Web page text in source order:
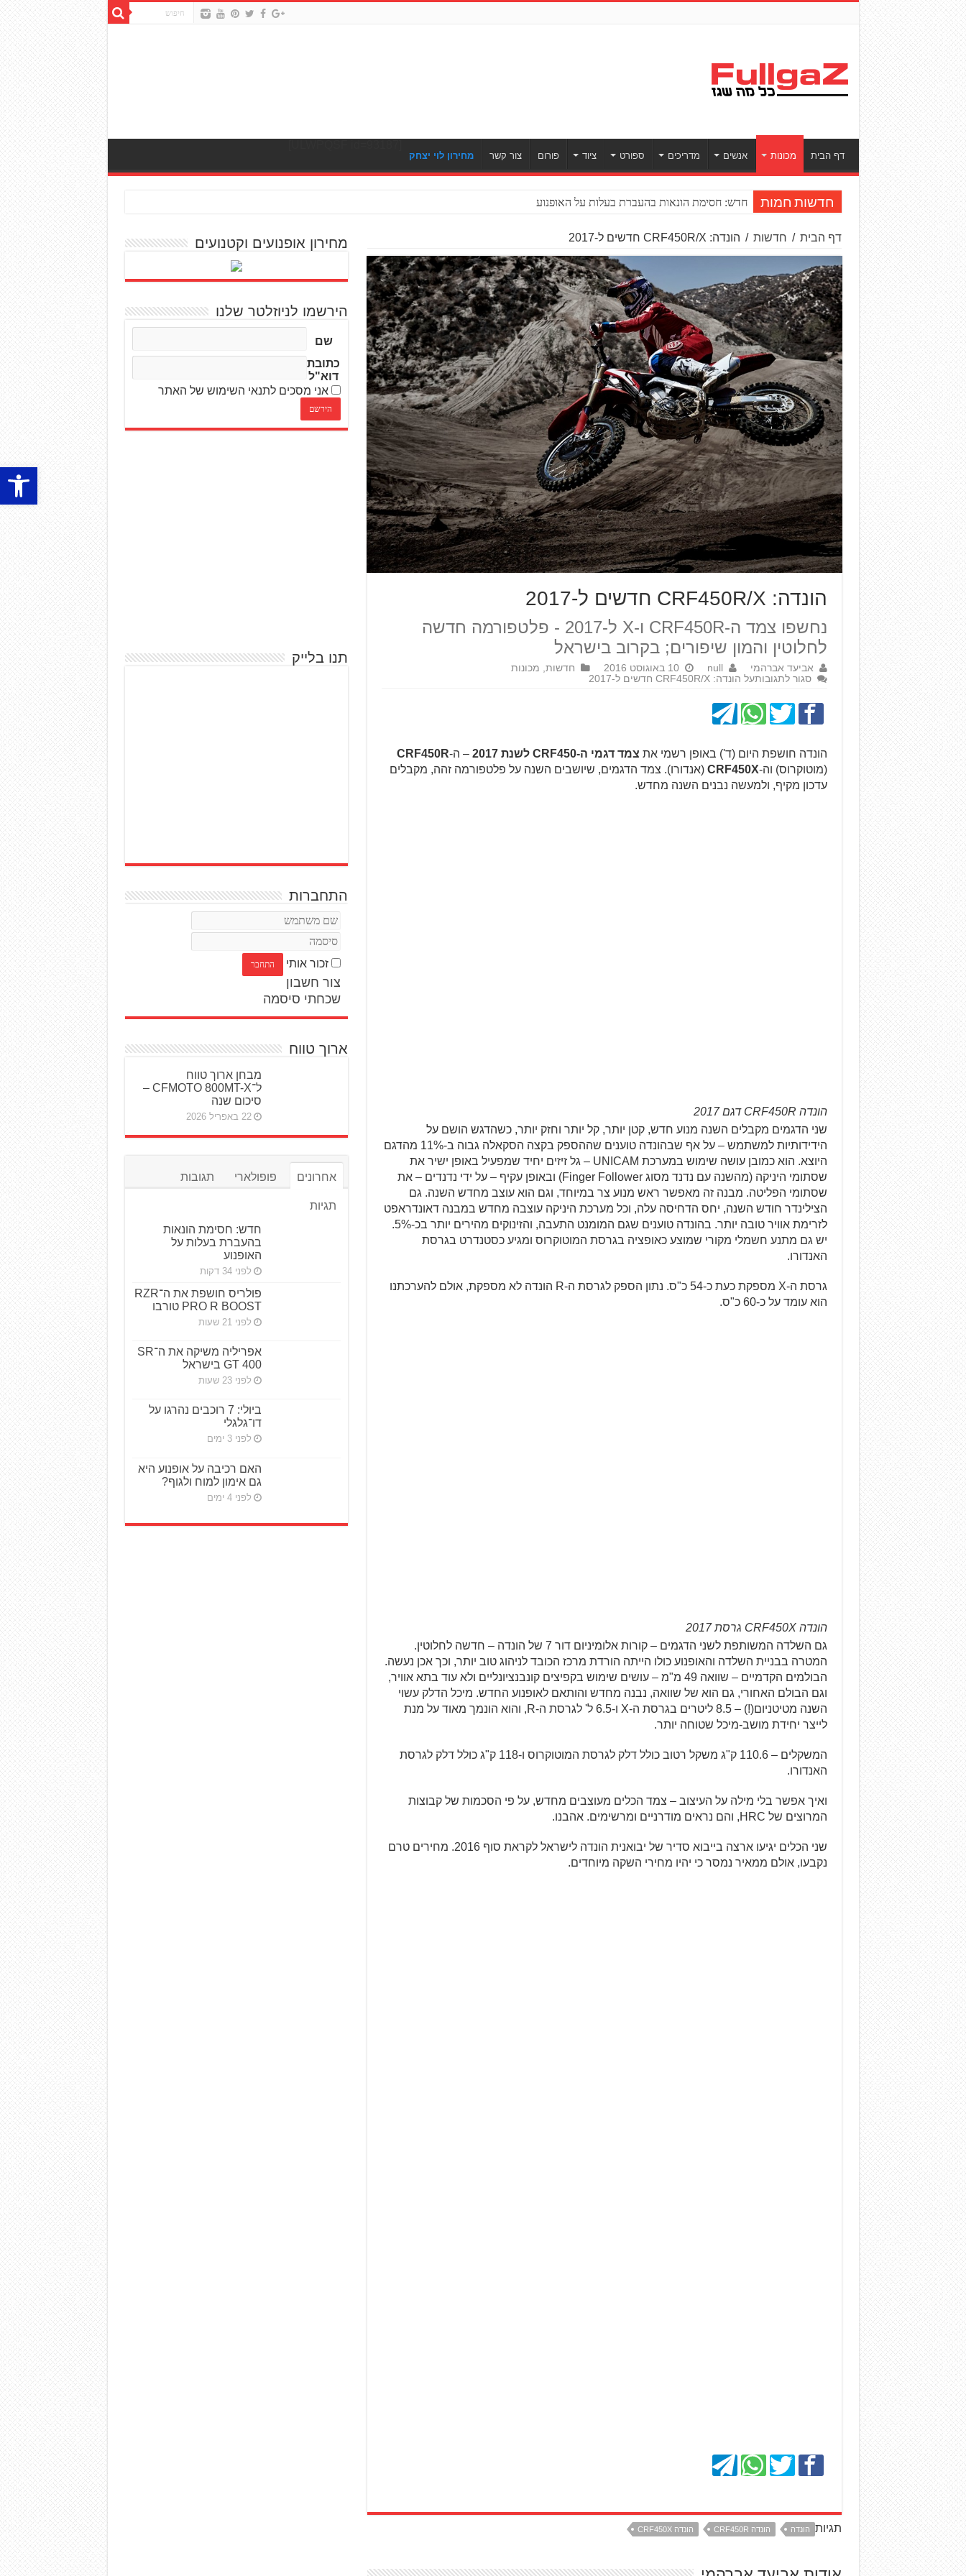
פתח
דף הבית מכונות אנשים מדריכים ספורט ציוד פורום צור קשר מחירון לוי יצחק
חדשות חמות חדש: חסימת הונאות בהעברת בעלות על האופנוע
דף הבית / חדשות / הונדה: CRF450R/X חדשים ל-2017
הונדה: CRF450R/X חדשים ל-2017
נחשפו צמד ה-CRF450R ו-X ל-2017 - פלטפורמה חדשה
לחלוטין והמון שיפורים; בקרוב בישראל
אביעד אברהמי null 10 באוגוסט 2016 חדשות, מכונות
סגור לתגובותעל הונדה: CRF450R/X חדשים ל-2017
הונדה חושפת היום (ד') באופן רשמי את צמד דגמי ה-CRF450 לשנת 2017 – ה-CRF450R
(מוטוקרוס) וה-CRF450X (אנדורו). צמד הדגמים, שיושבים השנה על פלטפורמה זהה, מקבלים
עדכון מקיף, ולמעשה נבנים השנה מחדש.
הונדה CRF450R דגם 2017
שני הדגמים מקבלים השנה מנוע חדש, קטן יותר, קל יותר וחזק יותר, כשהדגש הושם על
הידידותיות למשתמש – על אף שבהונדה טוענים שההספק בקצה הסקאלה גבוה ב-11% מהדגם
היוצא. הוא כמובן עושה שימוש במערכת UNICAM – גל זיזים יחיד שמפעיל באופן ישיר את
שסתומי היניקה (מהשנה עם נדנד מסוג Finger Follower) ובאופן עקיף – על ידי נדנדים – את
שסתומי הפליטה. מבנה זה מאפשר ראש מנוע צר במיוחד, וגם הוא עוצב מחדש השנה. גם
הצילינדר חודש השנה, יחס הדחיסה עלה, וכל מערכת היניקה עוצבה מחדש במבנה דאונדראפט
לזרימת אוויר טובה יותר. בהונדה טוענים שגם המומנט התעבה, והזינוקים מהירים יותר בכ-5%.
יש גם מתנע חשמלי מקורי שמוצע כאופציה בגרסת המוטוקרוס ומגיע כסטנדרט בגרסת
האנדורו.
גרסת ה-X מספקת כעת כ-54 כ"ס. נתון הספק לגרסת ה-R הונדה לא מספקת, אולם להערכתנו
הוא עומד על כ-60 כ"ס.
הונדה CRF450X גרסת 2017
גם השלדה המשותפת לשני הדגמים – קורות אלומיניום דור 7 של הונדה – חדשה לחלוטין.
המטרה בבניית השלדה והאופנוע כולו הייתה הורדת מרכז הכובד לניהוג טוב יותר, וכך אכן נעשה.
הבולמים הקדמיים – שוואה 49 מ"מ – עושים שימוש בקפיצים קונבנציונליים ולא עוד בתא אוויר,
וגם הבולם האחורי, גם הוא של שוואה, נבנה מחדש והותאם לאופנוע החדש. מיכל הדלק עשוי
השנה מטיטניום(!) – 8.5 ליטרים בגרסת ה-X ו-6.5 ל' לגרסת ה-R, והוא הונמך מאוד על מנת
לייצר יחידת מושב-מיכל שטוחה יותר.
המשקלים – 110.6 ק"ג משקל רטוב כולל דלק לגרסת המוטוקרוס ו-118 ק"ג כולל דלק לגרסת
האנדורו.
ואיך אפשר בלי מילה על העיצוב – צמד הכלים מעוצבים מחדש, על פי הסכמות של קבוצות
המרוצים של HRC, והם נראים מודרניים ומרשימים. אהבנו.
שני הכלים יגיעו ארצה בייבוא סדיר של יבואנית הונדה לישראל לקראת סוף 2016. מחירים טרם
נקבעו, אולם ממאיר נמסר כי יהיו מחירי השקה מיוחדים.
תגיות הונדה הונדה CRF450R הונדה CRF450X
מחירון אופנועים וקטנועים
הירשמו לניוזלטר שלנו
שם
כתובת
דוא"ל
אני מסכים לתנאי השימוש של האתר
תנו בלייק
התחברות
זכור אותי
צור חשבון
שכחתי סיסמה
ארוך טווח
מבחן ארוך טווח
ל־CFMOTO 800MT-X –
סיכום שנה
22 באפריל 2026
אחרונים פופולארי תגובות
תגיות
חדש: חסימת הונאות
בהעברת בעלות על
האופנוע
לפני 34 דקות
פולריס חושפת את ה־RZR
PRO R BOOST טורבו
לפני 21 שעות
אפריליה משיקה את ה־SR
GT 400 בישראל
לפני 23 שעות
ביולי: 7 רוכבים נהרגו על
דו־גלגלי
לפני 3 ימים
האם רכיבה על אופנוע היא
גם אימון למוח ולגוף?
לפני 4 ימים